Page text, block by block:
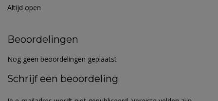
Altijd open
Beoordelingen
Nog geen beoordelingen geplaatst
Schrijf een beoordeling